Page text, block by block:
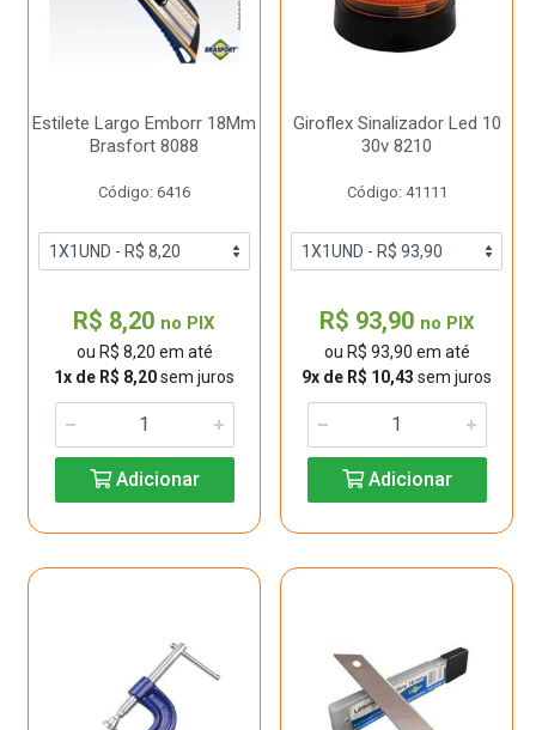
Estilete Largo Emborr 18Mm
Brasfort 8088
Código: 6416
R$ 8,20 no PIX
ou R$ 8,20 em até
1x de R$ 8,20sem juros
Adicionar
Giroflex Sinalizador Led 10
30v 8210
Código: 41111
R$ 93,90 no PIX
ou R$ 93,90 em até
9x de R$ 10,43 sem juros
Adicionar